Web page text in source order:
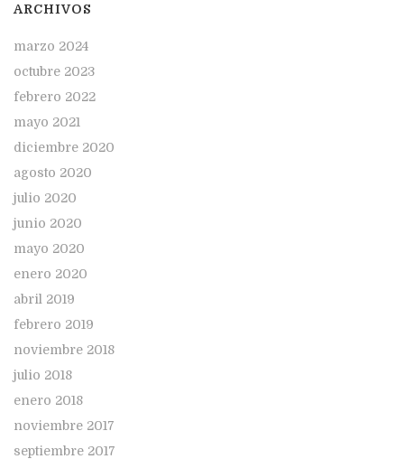
ARCHIVOS
marzo 2024
octubre 2023
febrero 2022
mayo 2021
diciembre 2020
agosto 2020
julio 2020
junio 2020
mayo 2020
enero 2020
abril 2019
febrero 2019
noviembre 2018
julio 2018
enero 2018
noviembre 2017
septiembre 2017